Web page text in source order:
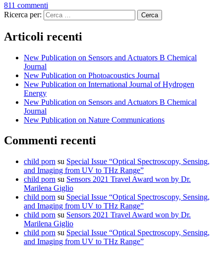
Publication
and
Technology
811 commenti
Ricerca per:
Articoli recenti
New Publication on Sensors and Actuators B Chemical
Journal
New Publication on Photoacoustics Journal
New Publication on International Journal of Hydrogen
Energy
New Publication on Sensors and Actuators B Chemical
Journal
New Publication on Nature Communications
Commenti recenti
child porn su Special Issue “Optical Spectroscopy, Sensing,
and Imaging from UV to THz Range”
child porn su Sensors 2021 Travel Award won by Dr.
Marilena Giglio
child porn su Special Issue “Optical Spectroscopy, Sensing,
and Imaging from UV to THz Range”
child porn su Sensors 2021 Travel Award won by Dr.
Marilena Giglio
child porn su Special Issue “Optical Spectroscopy, Sensing,
and Imaging from UV to THz Range”